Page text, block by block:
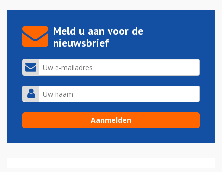
Meld u aan voor de
nieuwsbrief